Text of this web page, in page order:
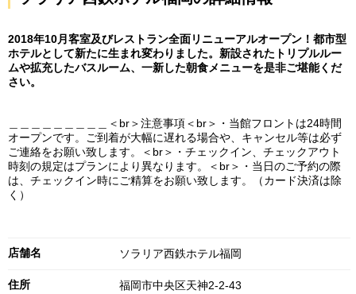
2018年10月客室及びレストラン全面リニューアルオープン！都市型
ホテルとして新たに生まれ変わりました。新設されたトリプルルー
ムや拡充したバスルーム、一新した朝食メニューを是非ご堪能くだ
さい。
＿＿＿＿＿＿＿＿＿＜br＞注意事項＜br＞・当館フロントは24時間
オープンです。ご到着が大幅に遅れる場合や、キャンセル等は必ず
ご連絡をお願い致します。＜br＞・チェックイン、チェックアウト
時刻の規定はプランにより異なります。＜br＞・当日のご予約の際
は、チェックイン時にご精算をお願い致します。（カード決済は除
く）
店舗名 ソラリア西鉄ホテル福岡
住所 福岡市中央区天神2-2-43